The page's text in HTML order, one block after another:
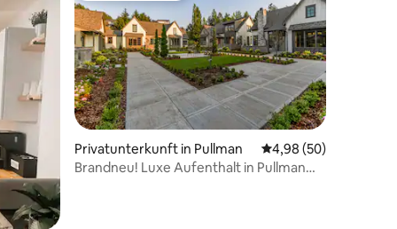
Bewertungen
Privatunterkunft in Pullman Durchschnittliche
4,98 (50)
Brandneu! Luxe Aufenthalt in Pullman